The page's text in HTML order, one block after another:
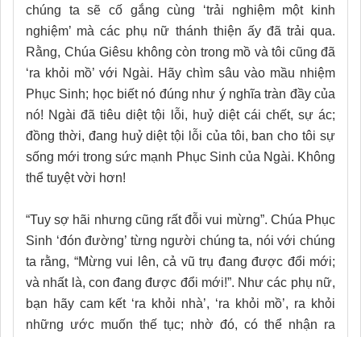
chúng ta sẽ cố gắng cùng ‘trải nghiệm một kinh
nghiệm’ mà các phụ nữ thánh thiện ấy đã trải qua.
Rằng, Chúa Giêsu không còn trong mồ và tôi cũng đã
‘ra khỏi mồ’ với Ngài. Hãy chìm sâu vào mầu nhiệm
Phục Sinh; học biết nó đúng như ý nghĩa tràn đầy của
nó! Ngài đã tiêu diệt tội lỗi, huỷ diệt cái chết, sự ác;
đồng thời, đang huỷ diệt tội lỗi của tôi, ban cho tôi sự
sống mới trong sức mạnh Phục Sinh của Ngài. Không
thể tuyệt vời hơn!
“Tuy sợ hãi nhưng cũng rất đỗi vui mừng”. Chúa Phục
Sinh ‘đón đường’ từng người chúng ta, nói với chúng
ta rằng, “Mừng vui lên, cả vũ trụ đang được đổi mới;
và nhất là, con đang được đổi mới!”. Như các phụ nữ,
bạn hãy cam kết ‘ra khỏi nhà’, ‘ra khỏi mồ’, ra khỏi
những ước muốn thế tục; nhờ đó, có thể nhận ra